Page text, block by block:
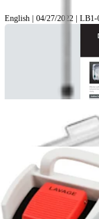
English | 04/27/2022 | LB1-
DualWave™ Outflow